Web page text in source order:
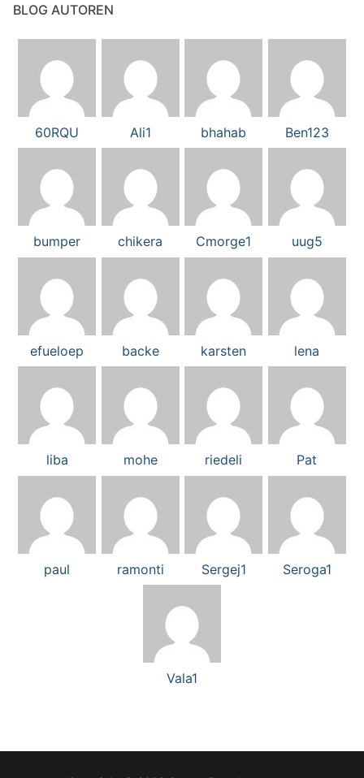
BLOG AUTOREN
60RQU Ali1 bhahab Ben123
bumper chikera Cmorge1 uug5
efueloep backe karsten lena
liba mohe riedeli Pat
paul ramonti Sergej1 Seroga1
Vala1